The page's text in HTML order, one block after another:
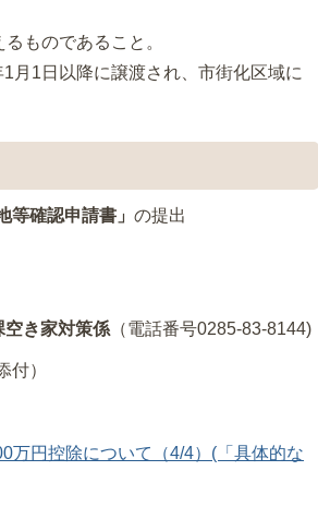
ものであること。
月1日以降に譲渡され、市街化区域に
等確認申請書」 の提出
空き家対策係 （電話番号0285-83-8144)
）
万円控除について（4/4）(「具体的な